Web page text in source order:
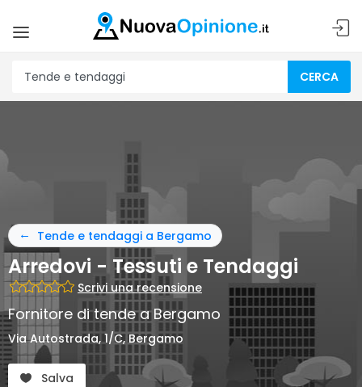
CERCA
Tende e tendaggi a Bergamo
Arredovi - Tessuti e Tendaggi
Scrivi una recensione
Fornitore di tende a Bergamo
Via Autostrada, 1/C, Bergamo
Salva